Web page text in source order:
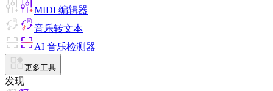
MIDI 编辑器
音乐转文本
AI 音乐检测器
更多工具
发现